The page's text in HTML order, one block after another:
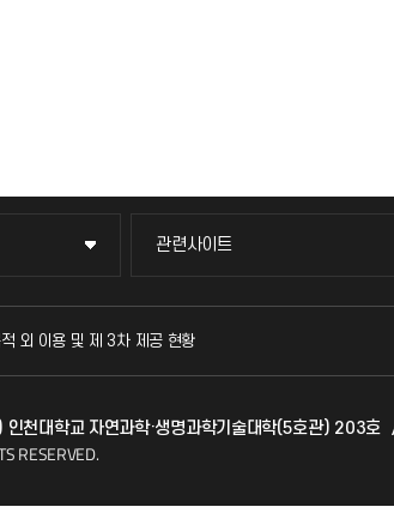
관련사이트
관련사이트
국방헬프콜
산학협력단
외 이용 및 제 3차 제공 현황
천대학교 자연과학·생명과학기술대학(5호관) 203호
RESERVED.